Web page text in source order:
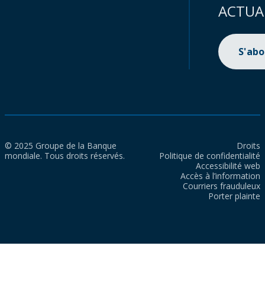
© 2025 Groupe de la Banque
mondiale. Tous droits réservés.
Droits
Politique de confidentialité
Accessibilité web
Accès à l’information
Courriers frauduleux
Porter plainte